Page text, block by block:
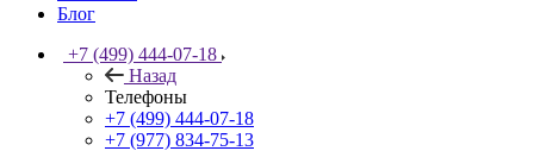
Блог
+7 (499) 444-07-18
Назад
Телефоны
+7 (499) 444-07-18
+7 (977) 834-75-13